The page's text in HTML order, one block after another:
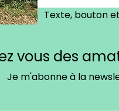
Texte, bouton
vous des
Je m'abonne à la